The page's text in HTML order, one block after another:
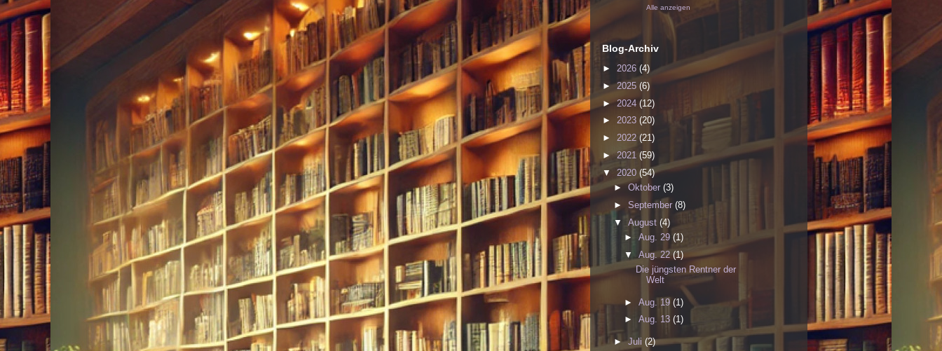
Alle anzeigen
Blog-Archiv
► 2026 (4)
►2025 (6)
►2024 (12)
► 2023 (20)
► 2022 (21)
►2021 (59)
▼ 2020 (54)
► Oktober (3)
► September (8)
▼ August (4)
►Aug. 29(1)
▼Aug. 22(1)
Die jüngsten Rentner der
Welt
►Aug. 19(1)
►Aug. 13(1)
►Juli (2)